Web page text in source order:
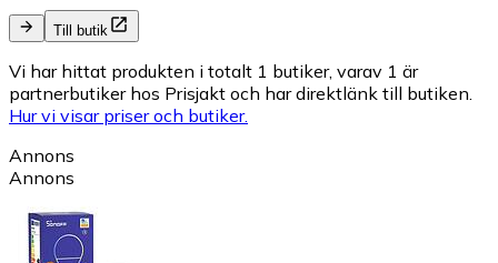
Till butik
Vi har hittat produkten i totalt 1 butiker, varav 1 är
partnerbutiker hos Prisjakt och har direktlänk till butiken.
Hur vi visar priser och butiker.
Annons
Annons